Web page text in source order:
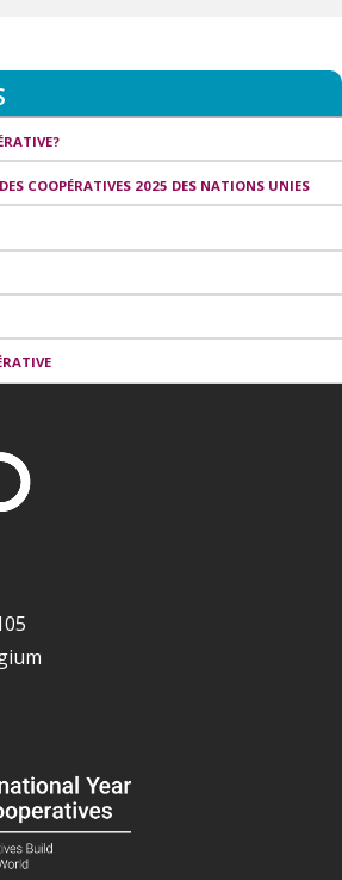
COOPÉRATIVES 2025 DES NATIONS UNIES